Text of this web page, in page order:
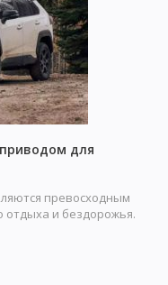
для
превосходным
отдыха и бездорожья.